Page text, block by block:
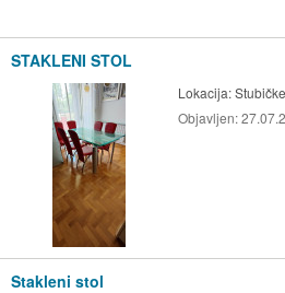
STAKLENI STOL
Lokacija:
Objavljen:
Stakleni stol